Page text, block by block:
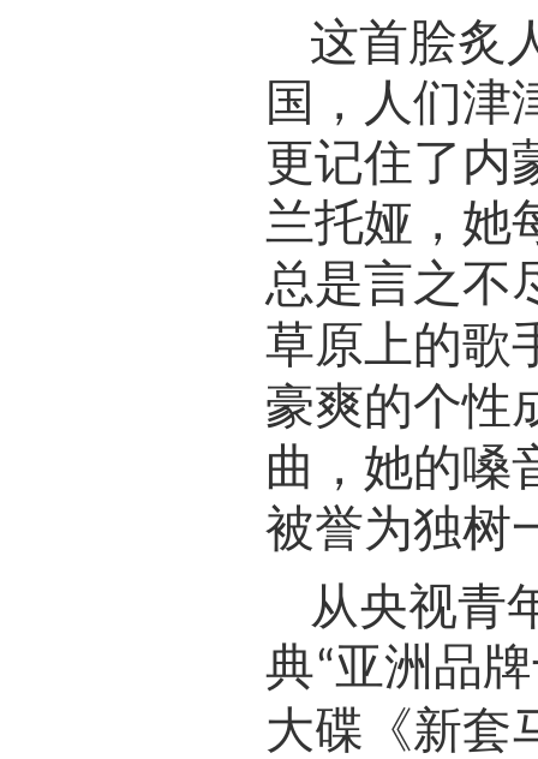
这首脍炙
国，人们津
更记住了内
兰托娅，她
总是言之不
草原上的歌
豪爽的个性
曲， 她的嗓
被誉为独树
从央视青
典“亚洲品
大碟《新套